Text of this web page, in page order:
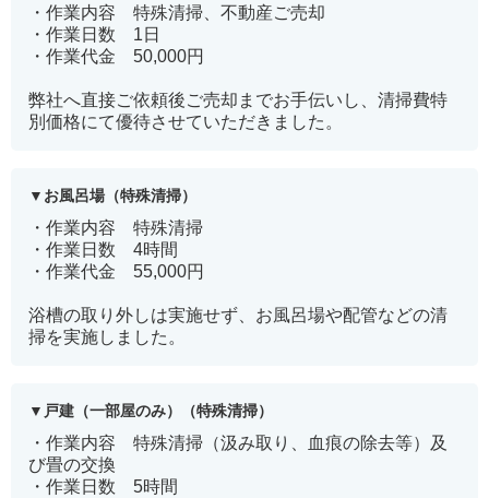
・作業内容 特殊清掃、不動産ご売却
・作業日数 1日
・作業代金 50,000円
弊社へ直接ご依頼後ご売却までお手伝いし、清掃費特
別価格にて優待させていただきました。
お風呂場（特殊清掃）
・作業内容 特殊清掃
・作業日数 4時間
・作業代金 55,000円
浴槽の取り外しは実施せず、お風呂場や配管などの清
掃を実施しました。
戸建（一部屋のみ）（特殊清掃）
・作業内容 特殊清掃（汲み取り、血痕の除去等）及
び畳の交換
・作業日数 5時間